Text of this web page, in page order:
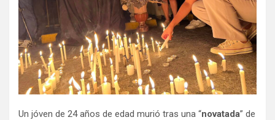
Un jóven de 24 años de edad murió tras una “novatada” de